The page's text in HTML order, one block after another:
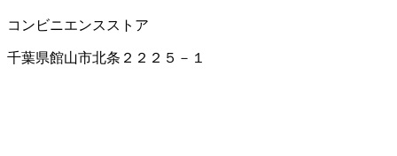
コンビニエンスストア
千葉県館山市北条２２２５－１